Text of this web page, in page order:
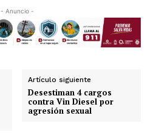
- Anuncio -
Artículo siguiente
Desestiman 4 cargos
contra Vin Diesel por
agresión sexual